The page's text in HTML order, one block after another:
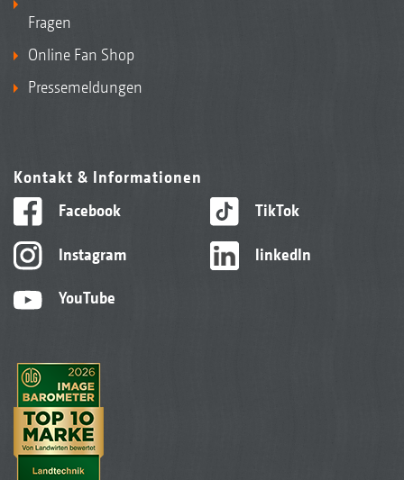
Fragen
Online Fan Shop
Pressemeldungen
Kontakt & Informationen
Facebook
Instagram
YouTube
TikTok
linkedIn